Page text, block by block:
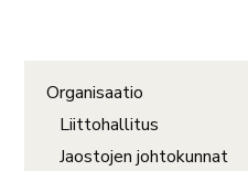
Organisaatio
Liittohallitus
Jaostojen johtokunnat